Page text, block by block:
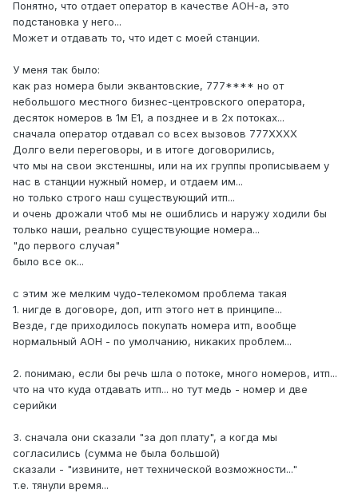
Понятно, что отдает оператор в качестве АОН-а, это
подстановка у него...
Может и отдавать то, что идет с моей станции.
У меня так было:
как раз номера были эквантовские, 777**** но от
небольшого местного бизнес-центровского оператора,
десяток номеров в 1м Е1, а позднее и в 2х потоках...
сначала оператор отдавал со всех вызовов 777ХХХХ
Долго вели переговоры, и в итоге договорились,
что мы на свои экстеншны, или на их группы прописываем у
нас в станции нужный номер, и отдаем им...
но только строго наш существующий итп...
и очень дрожали чтоб мы не ошиблись и наружу ходили бы
только наши, реально существующие номера...
"до первого случая"
было все ок...
с этим же мелким чудо-телекомом проблема такая
1. нигде в договоре, доп, итп этого нет в принципе...
Везде, где приходилось покупать номера итп, вообще
нормальный АОН - по умолчанию, никаких проблем...
2. понимаю, если бы речь шла о потоке, много номеров, итп...
что на что куда отдавать итп... но тут медь - номер и две
серийки
3. сначала они сказали "за доп плату", а когда мы
согласились (сумма не была большой)
сказали - "извините, нет технической возможности..."
т.е. тянули время...